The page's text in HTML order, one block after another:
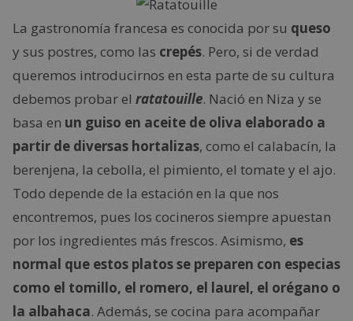
La gastronomía francesa es conocida por su queso
y sus postres, como las crepés. Pero, si de verdad
queremos introducirnos en esta parte de su cultura
debemos probar el ratatouille. Nació en Niza y se
basa en un guiso en aceite de oliva elaborado a
partir de diversas hortalizas, como el calabacín, la
berenjena, la cebolla, el pimiento, el tomate y el ajo.
Todo depende de la estación en la que nos
encontremos, pues los cocineros siempre apuestan
por los ingredientes más frescos. Asimismo, es
normal que estos platos se preparen con especias
como el tomillo, el romero, el laurel, el orégano o
la albahaca. Además, se cocina para acompañar